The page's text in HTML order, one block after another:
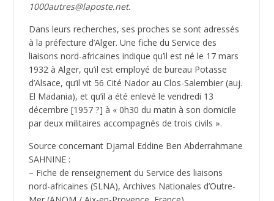
1000autres@laposte.net.
Dans leurs recherches, ses proches se sont adressés
à la préfecture d’Alger. Une fiche du Service des
liaisons nord-africaines indique qu’il est né le 17 mars
1932 à Alger, qu’il est employé de bureau Potasse
d’Alsace, qu’il vit 56 Cité Nador au Clos-Salembier (auj.
El Madania), et qu’il a été enlevé le vendredi 13
décembre [1957 ?] à « 0h30 du matin à son domicile
par deux militaires accompagnés de trois civils ».
Source concernant Djamal Eddine Ben Abderrahmane
SAHNINE :
– Fiche de renseignement du Service des liaisons
nord-africaines (SLNA), Archives Nationales d’Outre-